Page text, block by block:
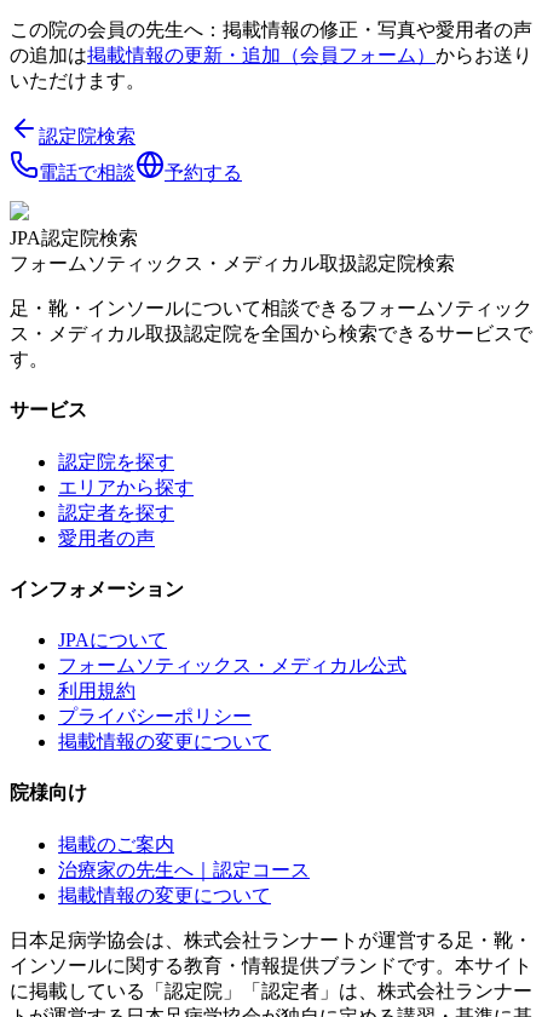
この院の会員の先生へ：掲載情報の修正・写真や愛用者の声
の追加は掲載情報の更新・追加（会員フォーム） からお送り
いただけます。
認定院検索
電話で相談
予約する
JPA認定院検索
フォームソティックス・メディカル取扱認定院検索
足・靴・インソールについて相談できるフォームソティック
ス・メディカル取扱認定院を全国から検索できるサービスで
す。
サービス
認定院を探す
エリアから探す
認定者を探す
愛用者の声
インフォメーション
JPAについて
フォームソティックス・メディカル公式
利用規約
プライバシーポリシー
掲載情報の変更について
院様向け
掲載のご案内
治療家の先生へ｜認定コース
掲載情報の変更について
日本足病学協会は、株式会社ランナートが運営する足・靴・
インソールに関する教育・情報提供ブランドです。本サイト
に掲載している「認定院」「認定者」は、株式会社ランナー